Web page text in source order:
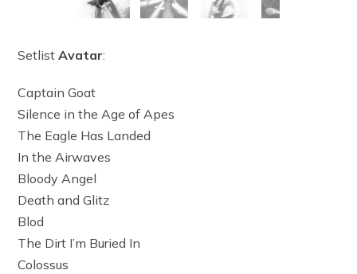
SetlistAvatar:
Captain Goat
Silence in the Age of Apes
The Eagle Has Landed
In the Airwaves
Bloody Angel
Death and Glitz
Blod
The Dirt I’m Buried In
Colossus